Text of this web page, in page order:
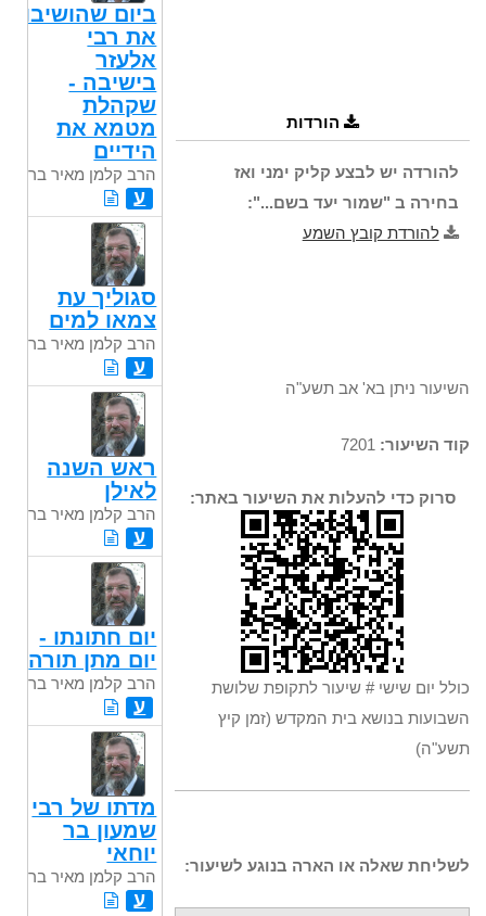
הורדות
להורדה יש לבצע קליק ימני ואז
בחירה ב "שמור יעד בשם...":
להורדת קובץ השמע
השיעור ניתן בא' אב תשע"ה
קוד השיעור:
סרוק כדי להעלות את השיעור באתר:
כולל יום שישי # שיעור לתקופת שלושת
השבועות בנושא בית המקדש (זמן קיץ
תשע"ה)
לשליחת שאלה או הארה בנוגע לשיעור:
ביום שהושיבו
את רבי
אלעזר
בישיבה -
שקהלת
מטמא את
הידיים
הרב קלמן מאיר בר
ע
סגוליך עת
צמאו למים
הרב קלמן מאיר בר
ע
ראש השנה
לאילן
הרב קלמן מאיר בר
ע
יום חתונתו -
יום מתן תורה
הרב קלמן מאיר בר
ע
מדתו של רבי
שמעון בר
יוחאי
הרב קלמן מאיר בר
ע